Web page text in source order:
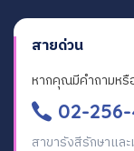
สายด่วน
หากคุณมีคำถามหรื
02-
สาขารังสีรักษาแล